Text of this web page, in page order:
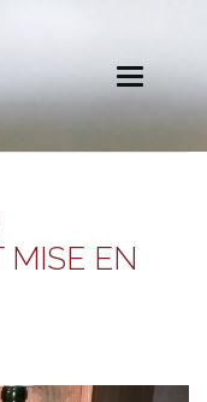
Toggle
MISE EN